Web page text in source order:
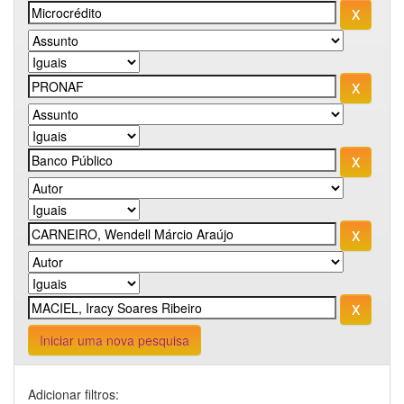
Iniciar uma nova pesquisa
Adicionar filtros: